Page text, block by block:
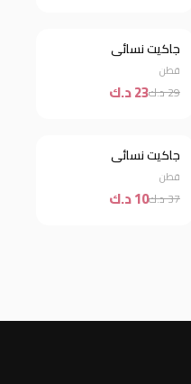
خصم 21%
جاكيت نسائي
قطن
29 د.ك 23 د.ك
خصم 73%
جاكيت نسائي
قطن
37 د.ك 10 د.ك